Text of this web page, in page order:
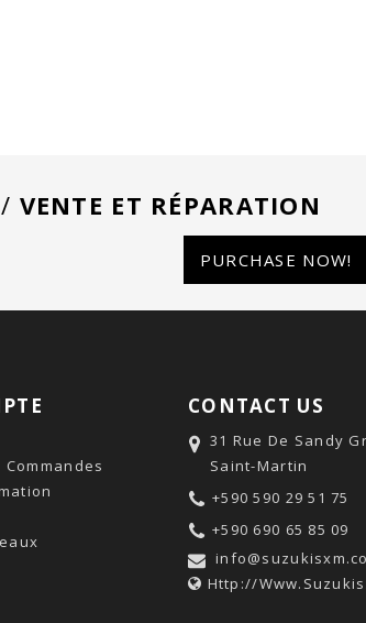
VENTE ET RÉPARATION
PURCHASE NOW!
CONTACT US
31 Rue De Sandy
Saint-Martin
+590 590 29 51 75
+590 690 65 85 09
Http://